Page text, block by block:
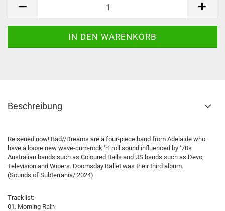
Beschreibung
Reiseued now! Bad//Dreams are a four-piece band from Adelaide who
have a loose new wave-cum-rock ‘n’ roll sound influenced by ‘70s
Australian bands such as Coloured Balls and US bands such as Devo,
Television and Wipers. Doomsday Ballet was their third album.
(Sounds of Subterrania/ 2024)
Tracklist:
01. Morning Rain